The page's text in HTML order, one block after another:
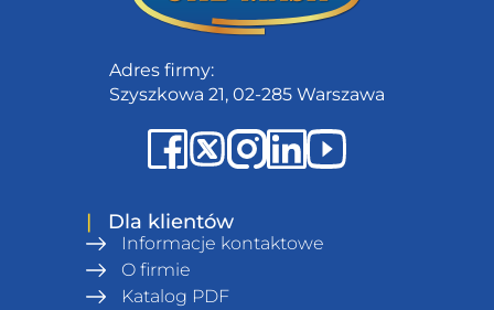
Adres firmy:
Szyszkowa 21, 02-285 Warszawa
| Dla klientów
Informacje kontaktowe
O firmie
Katalog PDF